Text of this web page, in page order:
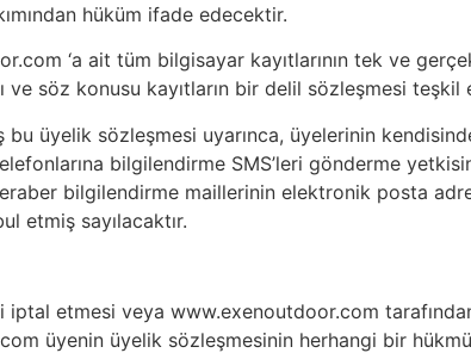
hüküm ifade edecektir.
‘a ait tüm bilgisayar kayıtlarının tek ve
ve söz konusu kayıtların bir delil sözleşmesi
bu üyelik sözleşmesi uyarınca, üyelerinin
bilgilendirme SMS’leri gönderme
bilgilendirme maillerinin elektronik posta
etmiş sayılacaktır.
iptal etmesi veya www.exenoutdoor.com
üyenin üyelik sözleşmesinin herhangi bir